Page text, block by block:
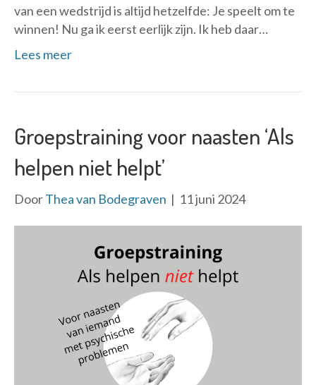
van een wedstrijd is altijd hetzelfde: Je speelt om te
winnen! Nu ga ik eerst eerlijk zijn. Ik heb daar…
Lees meer
Groepstraining voor naasten ‘Als
helpen niet helpt’
DoorThea van Bodegraven | 11 juni 2024